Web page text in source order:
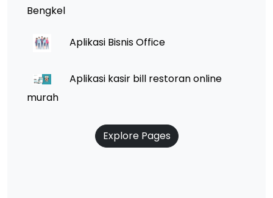
Bengkel
Aplikasi Bisnis Office
Aplikasi kasir bill restoran online
murah
Explore Pages